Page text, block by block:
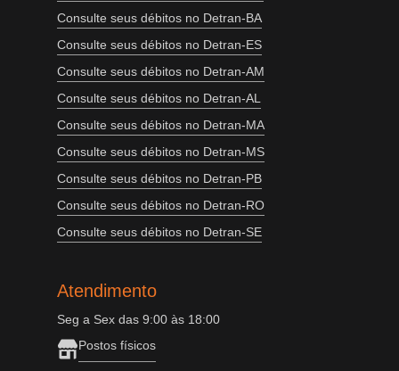
Consulte seus débitos no Detran-BA
Consulte seus débitos no Detran-ES
Consulte seus débitos no Detran-AM
Consulte seus débitos no Detran-AL
Consulte seus débitos no Detran-MA
Consulte seus débitos no Detran-MS
Consulte seus débitos no Detran-PB
Consulte seus débitos no Detran-RO
Consulte seus débitos no Detran-SE
Atendimento
Seg a Sex das 9:00 às 18:00
Postos físicos